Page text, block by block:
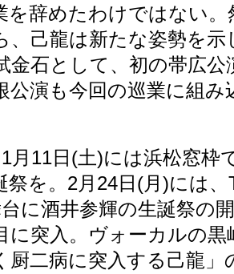
を辞めたわけではない。
、己龍は新たな姿勢を示
金石として、初の帯広公
公演も今回の巡業に組み
1月 11日 (土)には浜松窓枠
を。 2月 24日 (月 )には、
に酒井参輝の生誕祭の
に突入。ヴォーカルの黒
厨二病に突入する己龍